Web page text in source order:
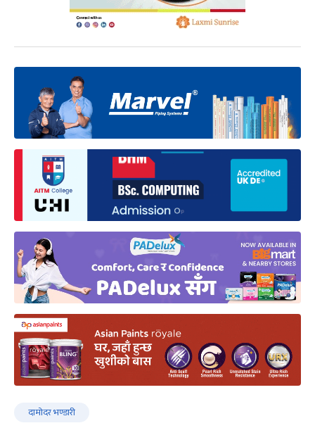
दामोदर भण्डारी